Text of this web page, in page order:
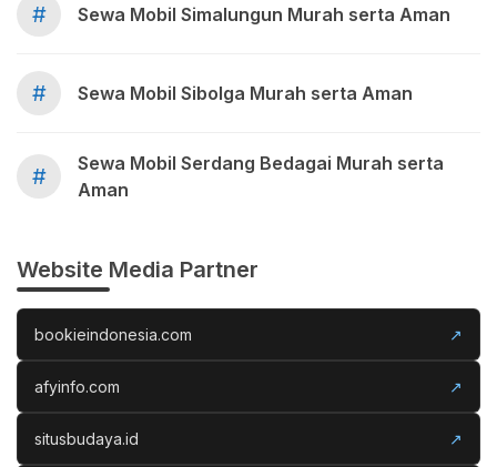
# Sewa Mobil Simalungun Murah serta Aman
# Sewa Mobil Sibolga Murah serta Aman
#
Sewa Mobil Serdang Bedagai Murah serta
Aman
Website Media Partner
bookieindonesia.com ↗
afyinfo.com ↗
situsbudaya.id ↗